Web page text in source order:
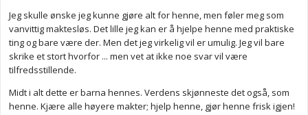
Jeg skulle ønske jeg kunne gjøre alt for henne, men føler meg som
vanvittig maktesløs. Det lille jeg kan er å hjelpe henne med praktiske
ting og bare være der. Men det jeg virkelig vil er umulig. Jeg vil bare
skrike et stort hvorfor ... men vet at ikke noe svar vil være
tilfredsstillende.
Midt i alt dette er barna hennes. Verdens skjønneste det også, som
henne. Kjære alle høyere makter; hjelp henne, gjør henne frisk igjen!